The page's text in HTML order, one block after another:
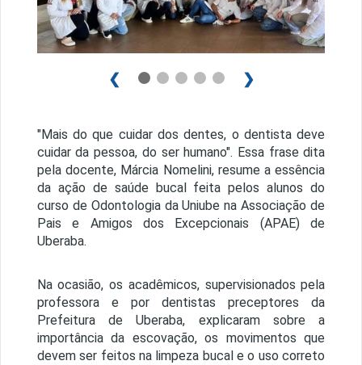
❮ ❯
"Mais do que cuidar dos dentes, o dentista deve
cuidar da pessoa, do ser humano". Essa frase dita
pela docente, Márcia Nomelini, resume a essência
da ação de saúde bucal feita pelos alunos do
curso de Odontologia da Uniube na Associação de
Pais e Amigos dos Excepcionais (APAE) de
Uberaba.
Na ocasião, os acadêmicos, supervisionados pela
professora e por dentistas preceptores da
Prefeitura de Uberaba, explicaram sobre a
importância da escovação, os movimentos que
devem ser feitos na limpeza bucal e o uso correto